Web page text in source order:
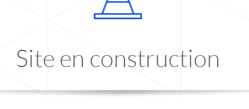
Site en construction